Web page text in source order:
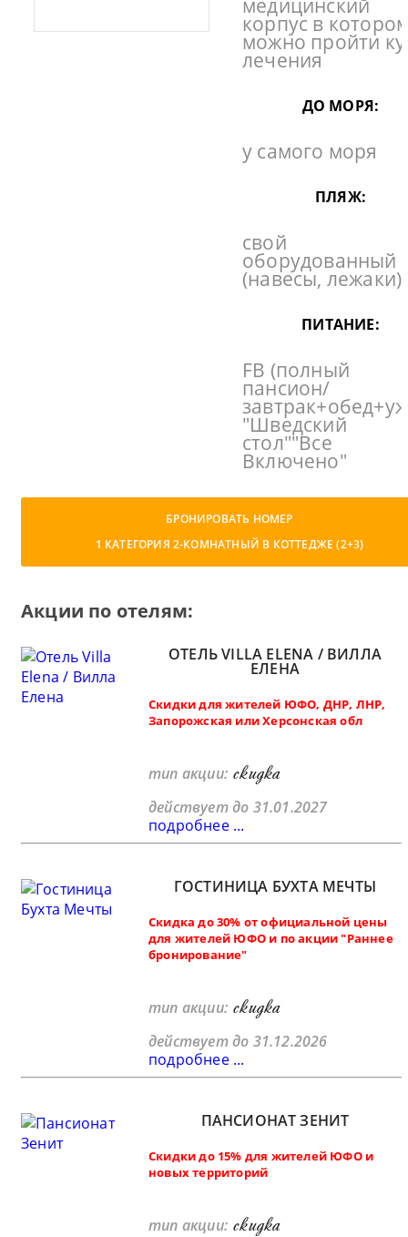
корпус в
можно пройти
лечения
ДО МОРЯ:
у самого моря
ПЛЯЖ:
свой
оборудованный
(навесы, лежаки)
ПИТАНИЕ:
FB (полный
пансион/
"Шведский
стол""Все
Включено"
БРОНИРОВАТЬ НОМЕР
1 КАТЕГОРИЯ 2-КОМНАТНЫЙ В КОТТЕДЖЕ (2+3)
Акции по отелям:
ОТЕЛЬ VILLA ELENA / ВИЛЛА
ЕЛЕНА
Скидки для жителей ЮФО, ДНР, ЛНР,
Запорожская или Херсонская обл
тип акции: скидка
действует до 31.01.2027
подробнее ...
ГОСТИНИЦА БУХТА МЕЧТЫ
Скидка до 30% от официальной цены
для жителей ЮФО и по акции "Раннее
бронирование"
тип акции: скидка
действует до 31.12.2026
подробнее ...
ПАНСИОНАТ ЗЕНИТ
Скидки до 15% для жителей ЮФО и
новых территорий
тип акции: скидка